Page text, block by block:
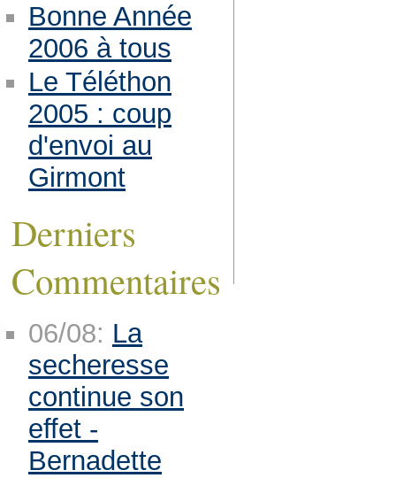
Bonne Année
2006 à tous
Le Téléthon
2005 : coup
d'envoi au
Girmont
Derniers
Commentaires
06/08: La
secheresse
continue son
effet -
Bernadette